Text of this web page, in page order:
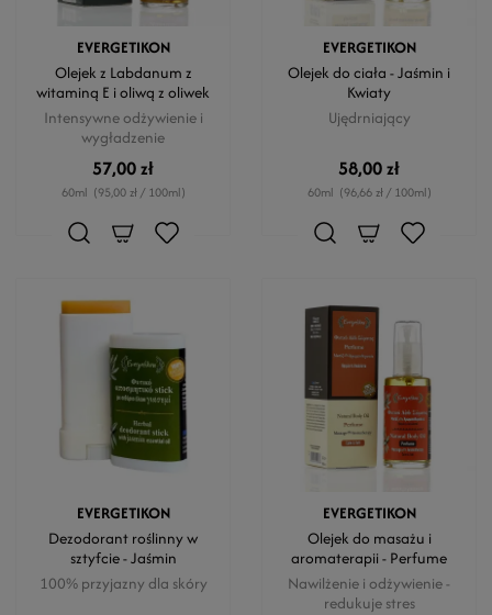
EVERGETIKON
Olejek z Labdanum z
witaminą E i oliwą z oliwek
Intensywne odżywienie i
wygładzenie
57,00 zł
60ml (95,00 zł / 100ml)
EVERGETIKON
Olejek do ciała - Jaśmin i
Kwiaty
Ujędrniający
58,00 zł
60ml (96,66 zł / 100ml)
EVERGETIKON
Dezodorant roślinny w
sztyfcie - Jaśmin
100% przyjazny dla skóry
EVERGETIKON
Olejek do masażu i
aromaterapii - Perfume
Nawilżenie i odżywienie -
redukuje stres